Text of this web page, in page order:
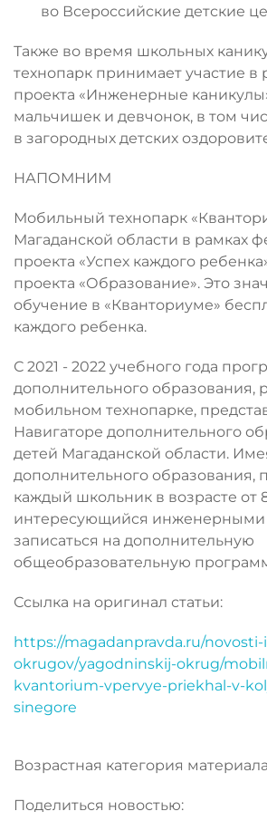
во Всероссийские детские
Также во время школьных
технопарк принимает участие в
проекта «Инженерные
мальчишек и девчонок, в том
в загородных детских
НАПОМНИМ
Мобильный технопарк
Магаданской области в рамках
проекта «Успех каждого
проекта «Образование». Это
обучение в «Кванториуме»
каждого ребенка.
С 2021 - 2022 учебного года
дополнительного образования,
мобильном технопарке,
Навигаторе дополнительного
детей Магаданской области.
дополнительного образования,
каждый школьник в возрасте от 8
интересующийся инженерными
записаться на дополнительную
общеобразовательную
Ссылка на оригинал статьи:
https://magadanpravda.ru/novosti-
okrugov/yagodninskij-okrug/
kvantorium-vpervye-priekhal-v-
sinegore
Возрастная категория
Поделиться новостью: